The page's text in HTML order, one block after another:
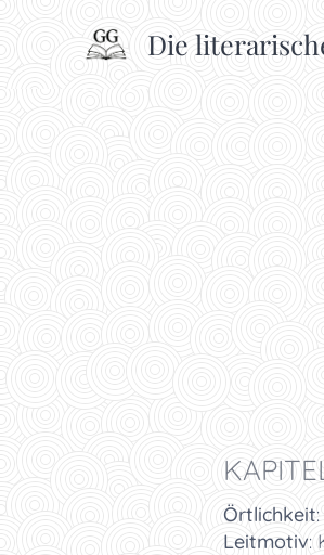
Die
Örtlichkeit
Leitmotiv: